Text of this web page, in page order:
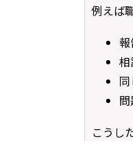
例えば
こうし